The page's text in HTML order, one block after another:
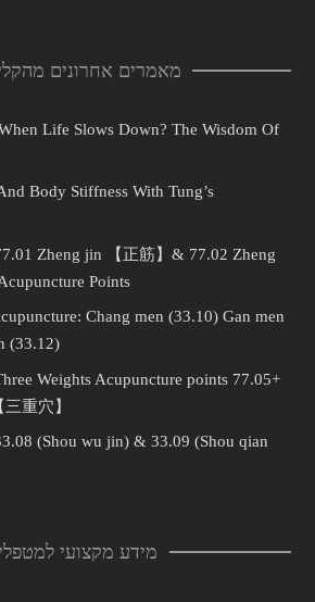
מאמרים אחרונים
Life Slows Down? The Wisdom Of
Body Stiffness With Tung’s
Zheng jin 【正筋】& 77.02 Zheng
Points
Chang men (33.10) Gan men
(33.12)
Weights Acupuncture points 77.05+
重穴】
(Shou wu jin) & 33.09 (Shou qian
מידע מקצועי